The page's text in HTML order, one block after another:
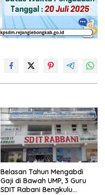
Belasan Tahun Mengabdi
Gaji di Bawah UMP, 3 Guru
SDIT Rabani Bengkulu